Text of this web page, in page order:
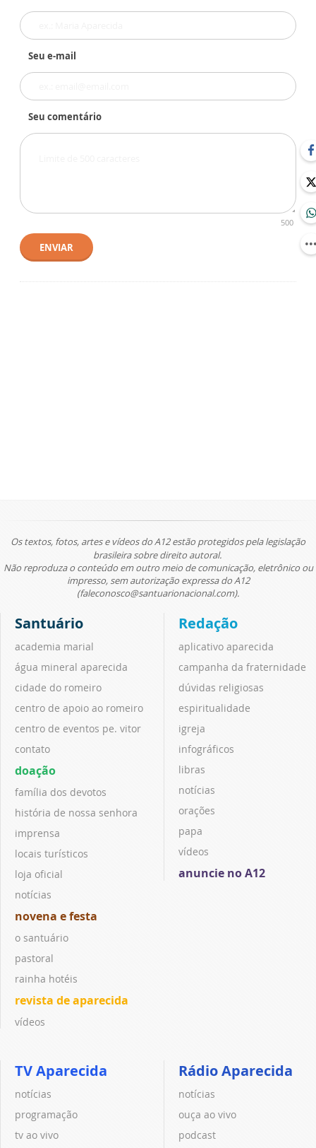
Seu e-mail
Seu comentário
500
ENVIAR
Os textos, fotos, artes e vídeos do A12 estão protegidos pela legislação
brasileira sobre direito autoral.
Não reproduza o conteúdo em outro meio de comunicação, eletrônico ou
impresso, sem autorização expressa do A12
(faleconosco@santuarionacional.com).
Santuário
academia marial
água mineral aparecida
cidade do romeiro
centro de apoio ao romeiro
centro de eventos pe. vitor
contato
doação
família dos devotos
história de nossa senhora
imprensa
locais turísticos
loja oficial
notícias
novena e festa
o santuário
pastoral
rainha hotéis
revista de aparecida
vídeos
Redação
aplicativo aparecida
campanha da fraternidade
dúvidas religiosas
espiritualidade
igreja
infográficos
libras
notícias
orações
papa
vídeos
anuncie no A12
TV Aparecida
notícias
programação
tv ao vivo
Rádio Aparecida
notícias
ouça ao vivo
podcast